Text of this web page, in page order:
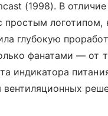
(1998). В
простым логотипом,
глубокую
фанатами — от
индикатора